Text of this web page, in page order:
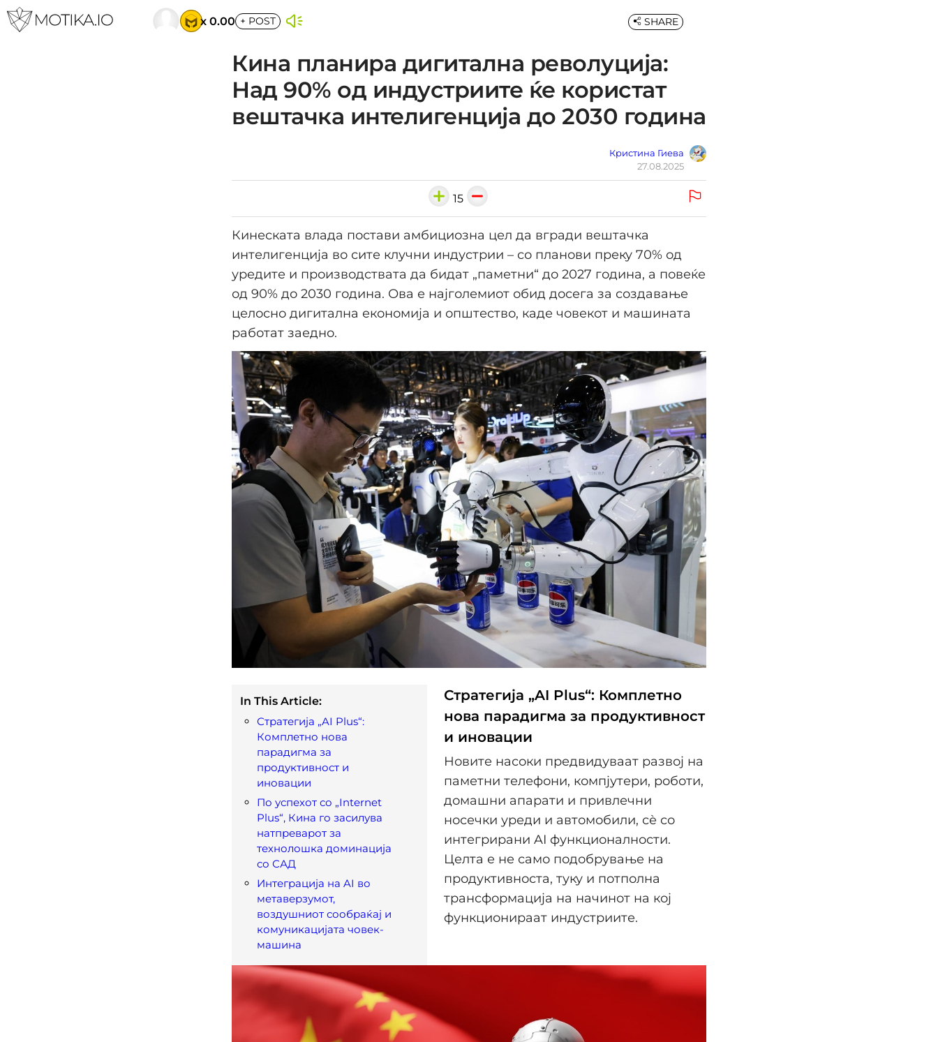
x 0.00 + POST
Кина планира дигитална револуција:
Над 90% од индустриите ќе користат
вештачка интелигенција до 2030 година
Кристина Гиева
27.08.2025
SHARE
15
Кинеската влада постави амбициозна цел да вгради вештачка
интелигенција во сите клучни индустрии – со планови преку 70% од
уредите и производствата да бидат „паметни“ до 2027 година, а повеќе
од 90% до 2030 година. Ова е најголемиот обид досега за создавање
целосно дигитална економија и општество, каде човекот и машината
работат заедно.
In This Article:
Стратегија „AI Plus“:
Комплетно нова
парадигма за
продуктивност и
иновации
По успехот со „Internet
Plus“, Кина го засилува
натпреварот за
технолошка доминација
со САД
Интеграција на AI во
метаверзумот,
воздушниот сообраќај и
комуникацијата човек-
машина
Стратегија „AI Plus“: Комплетно
нова парадигма за продуктивност
и иновации
Новите насоки предвидуваат развој на
паметни телефони, компјутери, роботи,
домашни апарати и привлечни
носечки уреди и автомобили, сѐ со
интегрирани AI функционалности.
Целта е не само подобрување на
продуктивноста, туку и потполна
трансформација на начинот на кој
функционираат индустриите.